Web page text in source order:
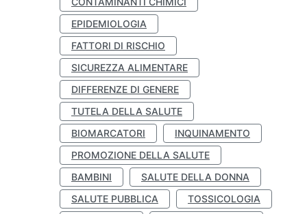
EPIDEMIOLOGIA
FATTORI DI RISCHIO
SICUREZZA ALIMENTARE
DIFFERENZE DI GENERE
TUTELA DELLA SALUTE
BIOMARCATORI
INQUINAMENTO
PROMOZIONE DELLA SALUTE
BAMBINI
SALUTE DELLA DONNA
SALUTE PUBBLICA
TOSSICOLOGIA